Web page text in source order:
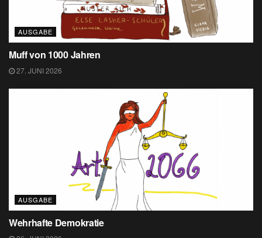
AUSGABE
Muff von 1000 Jahren
27. JUNI 2026
AUSGABE
Wehrhafte Demokratie